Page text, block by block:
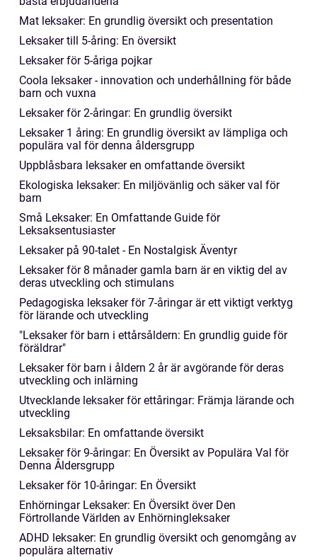
Mat leksaker: En grundlig översikt och presentation
Leksaker till 5-åring: En översikt
Leksaker för 5-åriga pojkar
Coola leksaker - innovation och underhållning för både
barn och vuxna
Leksaker för 2-åringar: En grundlig översikt
Leksaker 1 åring: En grundlig översikt av lämpliga och
populära val för denna åldersgrupp
Uppblåsbara leksaker en omfattande översikt
Ekologiska leksaker: En miljövänlig och säker val för
barn
Små Leksaker: En Omfattande Guide för
Leksaksentusiaster
Leksaker på 90-talet - En Nostalgisk Äventyr
Leksaker för 8 månader gamla barn är en viktig del av
deras utveckling och stimulans
Pedagogiska leksaker för 7-åringar är ett viktigt verktyg
för lärande och utveckling
"Leksaker för barn i ettårsåldern: En grundlig guide för
föräldrar"
Leksaker för barn i åldern 2 år är avgörande för deras
utveckling och inlärning
Utvecklande leksaker för ettåringar: Främja lärande och
utveckling
Leksaksbilar: En omfattande översikt
Leksaker för 9-åringar: En Översikt av Populära Val för
Denna Åldersgrupp
Leksaker för 10-åringar: En Översikt
Enhörningar Leksaker: En Översikt över Den
Förtrollande Världen av Enhörningleksaker
ADHD leksaker: En grundlig översikt och genomgång av
populära alternativ